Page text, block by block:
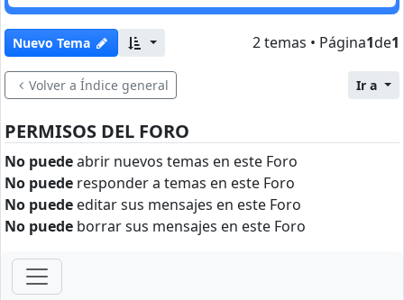
Nuevo Tema 2 temas • Página1de1
Volver a Índice general Ir a
PERMISOS DEL FORO
No puedeabrir nuevos temas en este Foro
No puede responder a temas en este Foro
No puede editar sus mensajes en este Foro
No puede borrar sus mensajes en este Foro